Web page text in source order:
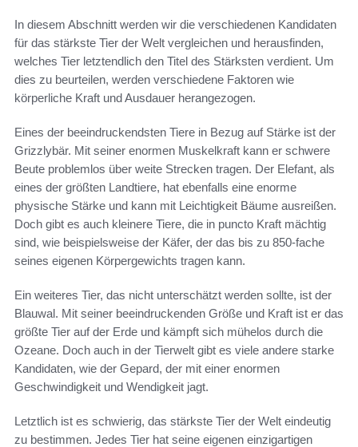
In diesem Abschnitt werden wir die verschiedenen Kandidaten
für das stärkste Tier der Welt vergleichen und herausfinden,
welches Tier letztendlich den Titel des Stärksten verdient. Um
dies zu beurteilen, werden verschiedene Faktoren wie
körperliche Kraft und Ausdauer herangezogen.
Eines der beeindruckendsten Tiere in Bezug auf Stärke ist der
Grizzlybär. Mit seiner enormen Muskelkraft kann er schwere
Beute problemlos über weite Strecken tragen. Der Elefant, als
eines der größten Landtiere, hat ebenfalls eine enorme
physische Stärke und kann mit Leichtigkeit Bäume ausreißen.
Doch gibt es auch kleinere Tiere, die in puncto Kraft mächtig
sind, wie beispielsweise der Käfer, der das bis zu 850-fache
seines eigenen Körpergewichts tragen kann.
Ein weiteres Tier, das nicht unterschätzt werden sollte, ist der
Blauwal. Mit seiner beeindruckenden Größe und Kraft ist er das
größte Tier auf der Erde und kämpft sich mühelos durch die
Ozeane. Doch auch in der Tierwelt gibt es viele andere starke
Kandidaten, wie der Gepard, der mit einer enormen
Geschwindigkeit und Wendigkeit jagt.
Letztlich ist es schwierig, das stärkste Tier der Welt eindeutig
zu bestimmen. Jedes Tier hat seine eigenen einzigartigen